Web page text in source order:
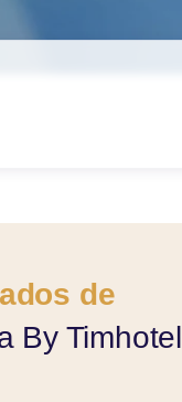
de
By Timhotel